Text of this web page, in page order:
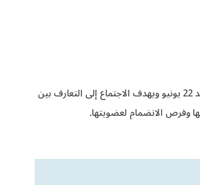
تدعو جمعية صناعة الفعاليات الاحترافية جميع المتخصصين والمهتمين بقطاع صناعة الفعاليات لحضور اجتماع عام يُعقد عن بُعد عبر منصة زوم، وذلك يوم الأحد 22 يونيو ويهدف الاجتماع إلى التعارف بين
وفرص الانضمام لعضويتها.